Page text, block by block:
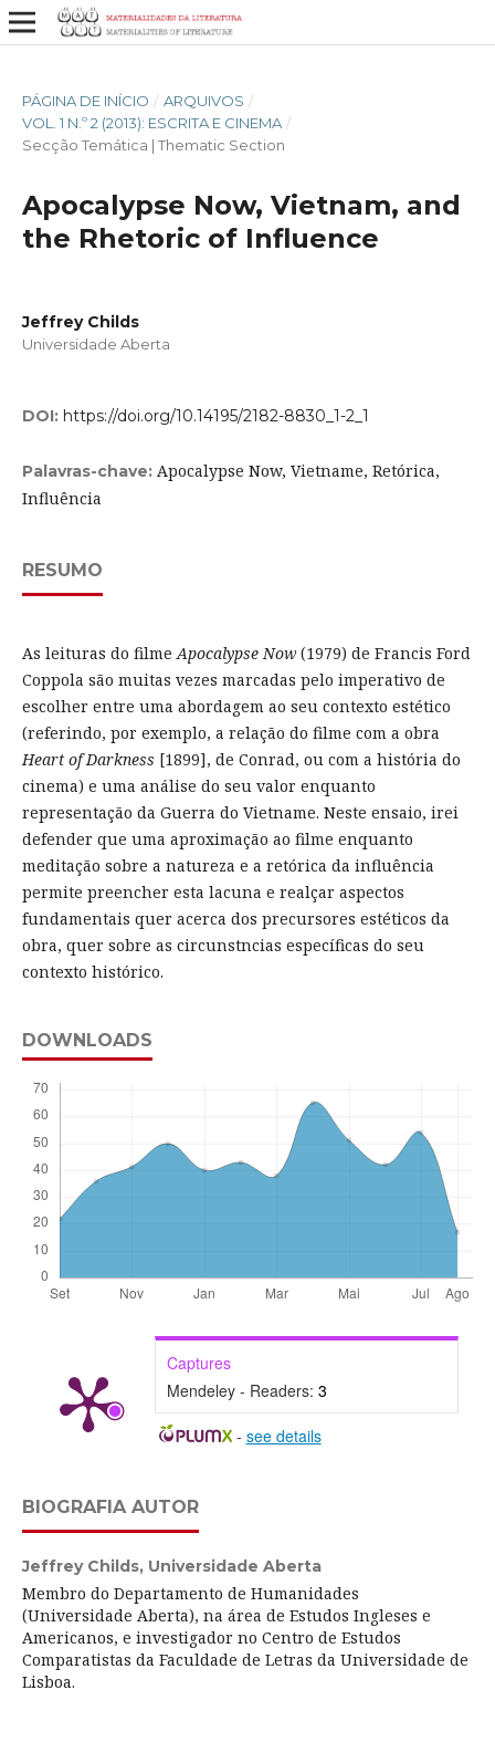
PÁGINA DE INÍCIO / ARQUIVOS /
VOL. 1 N.º 2 (2013): ESCRITA E CINEMA /
Secção Temática | Thematic Section
Apocalypse Now, Vietnam, and
the Rhetoric of Influence
Jeffrey Childs
Universidade Aberta
DOI: https://doi.org/10.14195/2182-8830_1-2_1
Palavras-chave: Apocalypse Now, Vietname, Retórica,
Influência
RESUMO
As leituras do filmeApocalypse Now(1979) de Francis Ford
Coppola são muitas vezes marcadas pelo imperativo de
escolher entre uma abordagem ao seu contexto estético
(referindo, por exemplo, a relação do filme com a obra
Heart of Darkness [1899], de Conrad, ou com a história do
cinema) e uma análise do seu valor enquanto
representação da Guerra do Vietname. Neste ensaio, irei
defender que uma aproximação ao filme enquanto
meditação sobre a natureza e a retórica da influência
permite preencher esta lacuna e realçar aspectos
fundamentais quer acerca dos precursores estéticos da
obra, quer sobre as circunstncias específicas do seu
contexto histórico.
DOWNLOADS
Captures
Mendeley - Readers: 3
- see details
BIOGRAFIA AUTOR
Jeffrey Childs, Universidade Aberta
Membro do Departamento de Humanidades
(Universidade Aberta), na área de Estudos Ingleses e
Americanos, e investigador no Centro de Estudos
Comparatistas da Faculdade de Letras da Universidade de
Lisboa.